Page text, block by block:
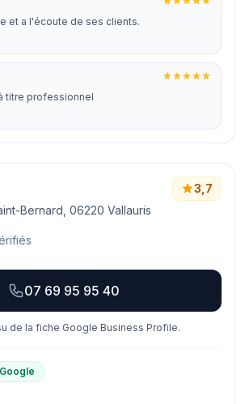
et a l'écoute de ses clients.
titre professionnel
Bernard, 06220 Vallauris
3,7
07 69 95 95 40
de la fiche Google Business Profile.